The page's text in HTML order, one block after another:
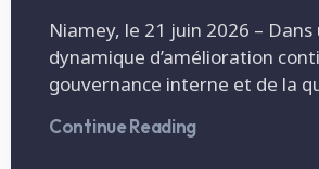
Niamey, le 21 juin 2026 – Dans
dynamique d’amélioration
gouvernance interne et de la
Continue Reading